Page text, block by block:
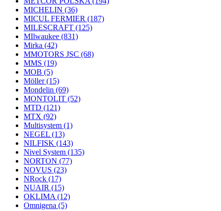
MICHELIN (36)
MICUL FERMIER (187)
MILESCRAFT (125)
MIlwaukee (831)
Mirka (42)
MMOTORS JSC (68)
MMS (19)
MOB (5)
Möller(15)
Mondelin (69)
MONTOLIT (52)
MTD (121)
MTX (92)
Multisystem (1)
NEGEL (13)
NILFISK (143)
Nivel System (135)
NORTON (77)
NOVUS (23)
NRock (17)
NUAIR (15)
OKLIMA (12)
Omnigena (5)